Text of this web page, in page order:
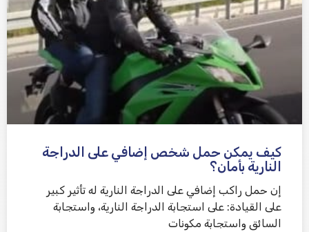
كيف يمكن حمل شخص إضافي على الدراجة
النارية بأمان؟
إن حمل راكب إضافي على الدراجة النارية له تأثير كبير
على القيادة: على استجابة الدراجة النارية، واستجابة
السائق واستجابة مكونات